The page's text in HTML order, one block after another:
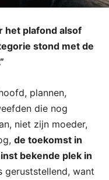
het plafond alsof
stond met de
plannen,
die nog
niet zijn moeder,
de toekomst in
bekende plek in
geruststellend, want